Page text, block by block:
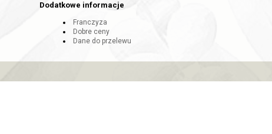
Dodatkowe informacje
Franczyza
Dobre ceny
Dane do przelewu